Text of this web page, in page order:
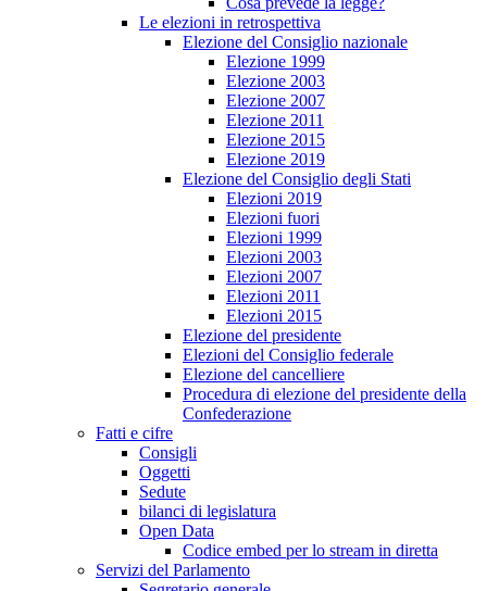
Le elezioni in retrospettiva
Elezione del Consiglio nazionale
Elezione 1999
Elezione 2003
Elezione 2007
Elezione 2011
Elezione 2015
Elezione 2019
Elezione del Consiglio degli Stati
Elezioni 2019
Elezioni fuori
Elezioni 1999
Elezioni 2003
Elezioni 2007
Elezioni 2011
Elezioni 2015
Elezione del presidente
Elezioni del Consiglio federale
Elezione del cancelliere
Procedura di elezione del presidente della
Confederazione
Fatti e cifre
Consigli
Oggetti
Sedute
bilanci di legislatura
Open Data
Codice embed per lo stream in diretta
Servizi del Parlamento